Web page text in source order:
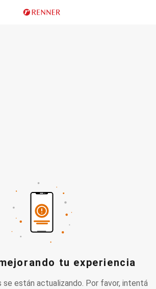
tu experiencia
se están actualizando. Por favor, intentá